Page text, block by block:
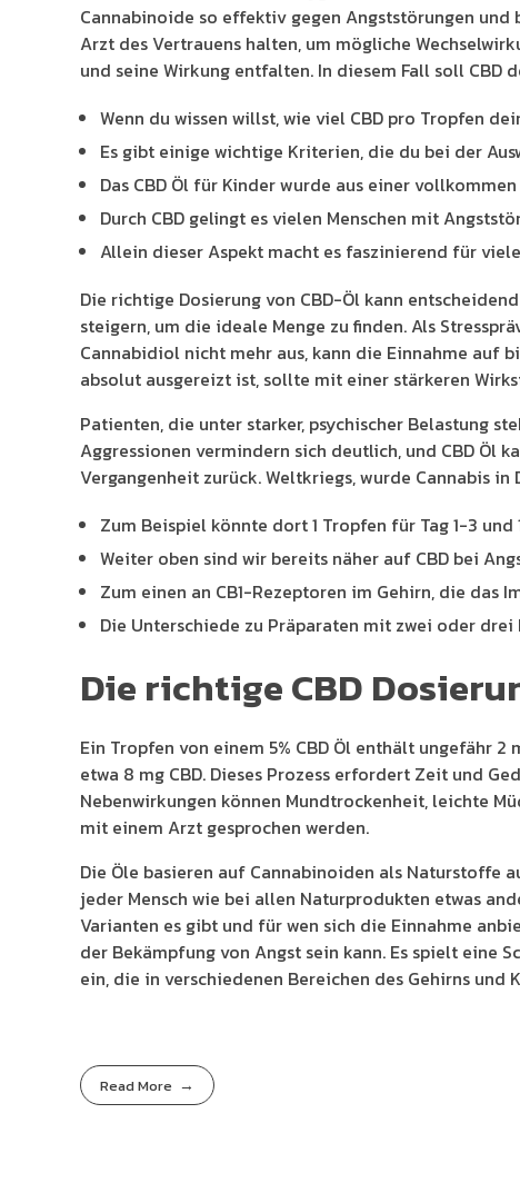
Cannabinoide so effektiv gegen Angststörungen
Arzt des Vertrauens halten, um mögliche
und seine Wirkung entfalten. In diesem Fall soll
Wenn du wissen willst, wie viel CBD pro Tropfen
Es gibt einige wichtige Kriterien, die du bei der
Das CBD Öl für Kinder wurde aus einer
Durch CBD gelingt es vielen Menschen mit
Allein dieser Aspekt macht es faszinierend für
Die richtige Dosierung von CBD-Öl kann
steigern, um die ideale Menge zu finden. Als
Cannabidiol nicht mehr aus, kann die Einnahme auf
absolut ausgereizt ist, sollte mit einer stärkeren
Patienten, die unter starker, psychischer Belastung
Aggressionen vermindern sich deutlich, und CBD Öl
Vergangenheit zurück. Weltkriegs, wurde Cannabis
Zum Beispiel könnte dort 1 Tropfen für Tag 1-3
Weiter oben sind wir bereits näher auf CBD bei
Zum einen an CB1-Rezeptoren im Gehirn, die das
Die Unterschiede zu Präparaten mit zwei oder
Die richtige CBD
Ein Tropfen von einem 5% CBD Öl enthält ungefähr 2
etwa 8 mg CBD. Dieses Prozess erfordert Zeit und
Nebenwirkungen können Mundtrockenheit, leichte
mit einem Arzt gesprochen werden.
Die Öle basieren auf Cannabinoiden als Naturstoffe
jeder Mensch wie bei allen Naturprodukten etwas
Varianten es gibt und für wen sich die Einnahme
der Bekämpfung von Angst sein kann. Es spielt eine
ein, die in verschiedenen Bereichen des Gehirns und
Read More